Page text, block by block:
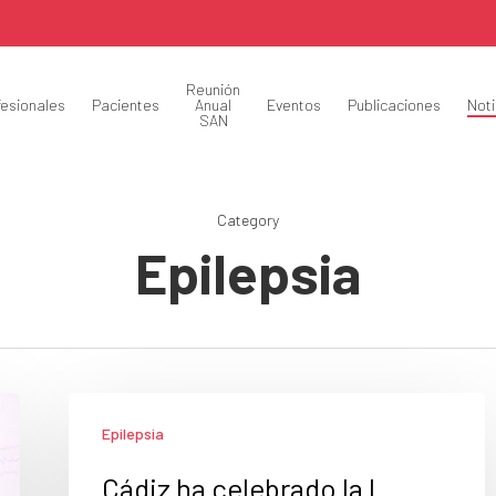
Pacientes
Reunión
Anual
SAN
Eventos Publicaciones
Category
Epilepsia
Epilepsia
Cádiz ha celebrado la I